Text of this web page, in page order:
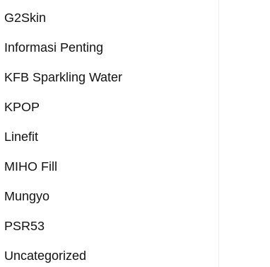
G2Skin
Informasi Penting
KFB Sparkling Water
KPOP
Linefit
MIHO Fill
Mungyo
PSR53
Uncategorized